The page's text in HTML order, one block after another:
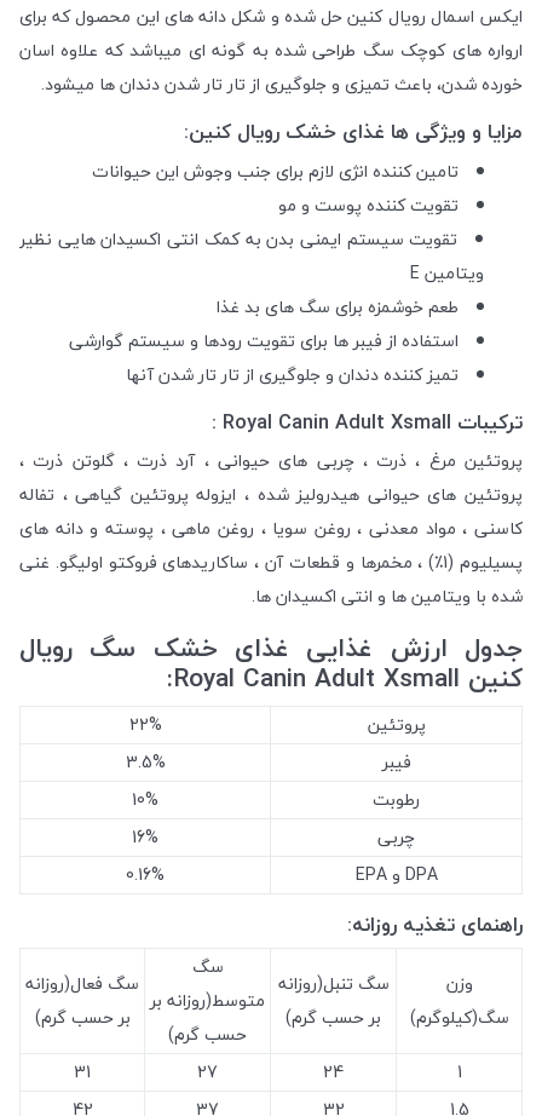
ایکس اسمال رویال کنین حل شده و شکل دانه های این محصول که برای
ارواره های کوچک سگ طراحی شده به گونه ای میباشد که علاوه اسان
خورده شدن، باعث تمیزی و جلوگیری از تار تار شدن دندان ها میشود.
مزایا و ویژگی ها غذای خشک رویال کنین:
تامین کننده انژی لازم برای جنب وجوش این حیوانات
تقویت کننده پوست و مو
تقویت سیستم ایمنی بدن به کمک انتی اکسیدان هایی نظیر
ویتامین E
طعم خوشمزه برای سگ های بد غذا
استفاده از فیبر ها برای تقویت رودها و سیستم گوارشی
تمیز کننده دندان و جلوگیری از تار تار شدن آنها
ترکیبات Royal Canin Adult Xsmall :
پروتئین مرغ ، ذرت ، چربی های حیوانی ، آرد ذرت ، گلوتن ذرت ،
پروتئین های حیوانی هیدرولیز شده ، ایزوله پروتئین گیاهی ، تفاله
کاسنی ، مواد معدنی ، روغن سویا ، روغن ماهی ، پوسته و دانه های
پسیلیوم (1٪) ، مخمرها و قطعات آن ، ساکاریدهای فروکتو اولیگو. غنی
شده با ویتامین ها و انتی اکسیدان ها.
جدول ارزش غذایی غذای خشک سگ رویال
کنین Royal Canin Adult Xsmall:
پروتئین
22%
فیبر
3.5%
رطوبت
10%
چربی
16%
DPA و EPA
0.16%
راهنمای تغذیه روزانه:
وزن
سگ(کیلوگرم)
سگ تنبل(روزانه
بر حسب گرم)
سگ
متوسط(روزانه بر
حسب گرم)
سگ فعال(روزانه
بر حسب گرم)
1
24
27
31
1.5
32
37
42